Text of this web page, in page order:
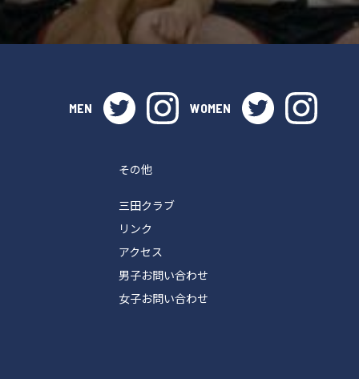
MEN twitter instagram
WOMEN twitter
その他
三田クラブ
リンク
アクセス
男子お問い合わせ
女子お問い合わせ